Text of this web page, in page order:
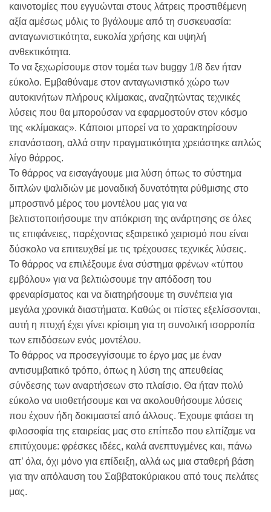
καινοτομίες που εγγυώνται στους λάτρεις προστιθέμενη
αξία αμέσως μόλις το βγάλουμε από τη συσκευασία:
ανταγωνιστικότητα, ευκολία χρήσης και υψηλή
ανθεκτικότητα.
Το να ξεχωρίσουμε στον τομέα των buggy 1/8 δεν ήταν
εύκολο. Εμβαθύναμε στον ανταγωνιστικό χώρο των
αυτοκινήτων πλήρους κλίμακας, αναζητώντας τεχνικές
λύσεις που θα μπορούσαν να εφαρμοστούν στον κόσμο
της «κλίμακας». Κάποιοι μπορεί να το χαρακτηρίσουν
επανάσταση, αλλά στην πραγματικότητα χρειάστηκε απλώς
λίγο θάρρος.
Το θάρρος να εισαγάγουμε μια λύση όπως το σύστημα
διπλών ψαλιδιών με μοναδική δυνατότητα ρύθμισης στο
μπροστινό μέρος του μοντέλου μας για να
βελτιστοποιήσουμε την απόκριση της ανάρτησης σε όλες
τις επιφάνειες, παρέχοντας εξαιρετικό χειρισμό που είναι
δύσκολο να επιτευχθεί με τις τρέχουσες τεχνικές λύσεις.
Το θάρρος να επιλέξουμε ένα σύστημα φρένων «τύπου
εμβόλου» για να βελτιώσουμε την απόδοση του
φρεναρίσματος και να διατηρήσουμε τη συνέπεια για
μεγάλα χρονικά διαστήματα. Καθώς οι πίστες εξελίσσονται,
αυτή η πτυχή έχει γίνει κρίσιμη για τη συνολική ισορροπία
των επιδόσεων ενός μοντέλου.
Το θάρρος να προσεγγίσουμε το έργο μας με έναν
αντισυμβατικό τρόπο, όπως η λύση της απευθείας
σύνδεσης των αναρτήσεων στο πλαίσιο. Θα ήταν πολύ
εύκολο να υιοθετήσουμε και να ακολουθήσουμε λύσεις
που έχουν ήδη δοκιμαστεί από άλλους. Έχουμε φτάσει τη
φιλοσοφία της εταιρείας μας στο επίπεδο που ελπίζαμε να
επιτύχουμε: φρέσκες ιδέες, καλά ανεπτυγμένες και, πάνω
απ’ όλα, όχι μόνο για επίδειξη, αλλά ως μια σταθερή βάση
για την απόλαυση του Σαββατοκύριακου από τους πελάτες
μας.